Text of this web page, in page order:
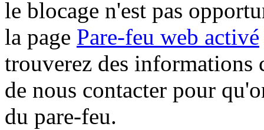
le blocage n'est pas
la page Pare-feu web activé
trouverez des informations
de nous contacter pour
du pare-feu.